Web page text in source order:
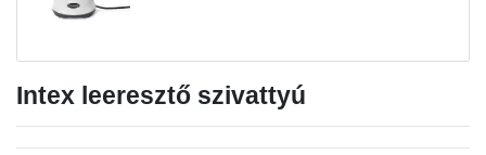
Intex leeresztő szivattyú